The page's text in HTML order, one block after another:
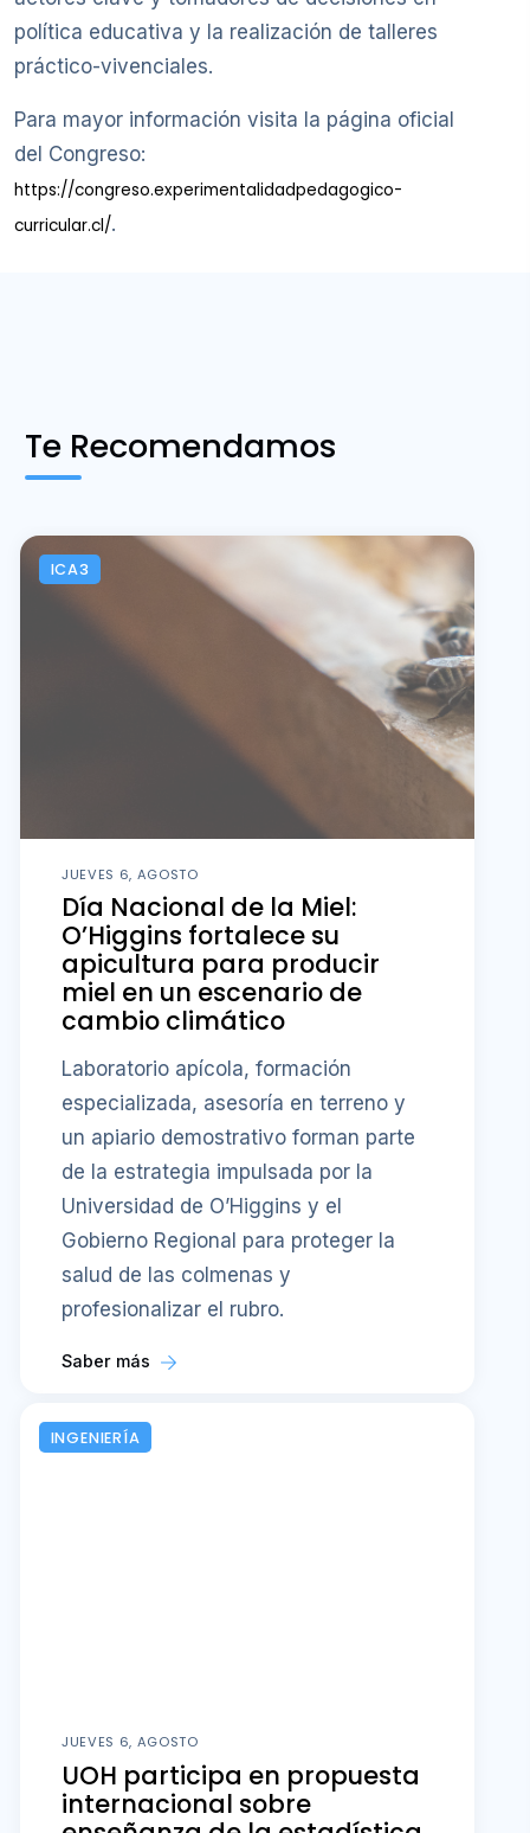
política educativa y la realización de talleres
práctico-vivenciales.
Para mayor información visita la página oficial
del Congreso:
https://congreso.experimentalidadpedagogico-
curricular.cl/.
Te Recomendamos
ICA3
JUEVES 6, AGOSTO
Día Nacional de la Miel:
O’Higgins fortalece su
apicultura para producir
miel en un escenario de
cambio climático
Laboratorio apícola, formación
especializada, asesoría en terreno y
un apiario demostrativo forman parte
de la estrategia impulsada por la
Universidad de O’Higgins y el
Gobierno Regional para proteger la
salud de las colmenas y
profesionalizar el rubro.
Saber más
INGENIERÍA
JUEVES 6, AGOSTO
UOH participa en propuesta
internacional sobre